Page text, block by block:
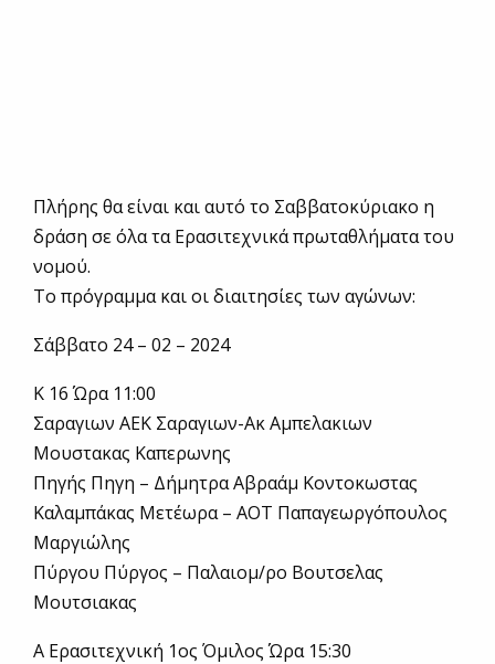
Πλήρης θα είναι και αυτό το Σαββατοκύριακο η
δράση σε όλα τα Ερασιτεχνικά πρωταθλήματα του
νομού.
Το πρόγραμμα και οι διαιτησίες των αγώνων:
Σάββατο 24 – 02 – 2024
Κ 16 Ώρα 11:00
Σαραγιων ΑΕΚ Σαραγιων-Ακ Αμπελακιων
Μουστακας Καπερωνης
Πηγής Πηγη – Δήμητρα Αβραάμ Κοντοκωστας
Καλαμπάκας Μετέωρα – ΑΟΤ Παπαγεωργόπουλος
Μαργιώλης
Πύργου Πύργος – Παλαιομ/ρο Βουτσελας
Μουτσιακας
Α Ερασιτεχνική 1ος Όμιλος Ώρα 15:30